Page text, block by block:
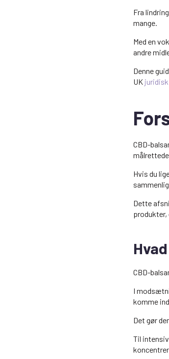
Fra
mange.
Med en
andre
Denne
UK juridisk
CBD-
Hvis du
Dette
produkter,
CBD-
I
komme
Det gør
Til